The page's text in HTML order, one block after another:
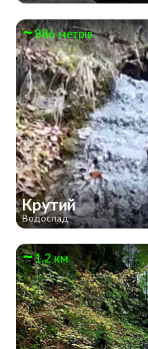
886 метрів
Крутий
Водоспад
1.2 км